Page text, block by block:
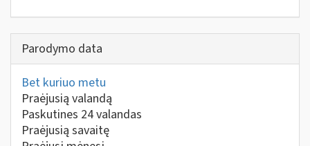
Parodymo data
Bet kuriuo metu
Praėjusią valandą
Paskutines 24 valandas
Praėjusią savaitę